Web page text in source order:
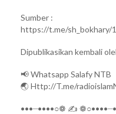
Sumber :
https://t.me/sh_bokhary/
Dipublikasikan kembali
📢 Whatsapp Salafy NTB
🌏 Http://T.me/
•••┈••••○❁ ✍